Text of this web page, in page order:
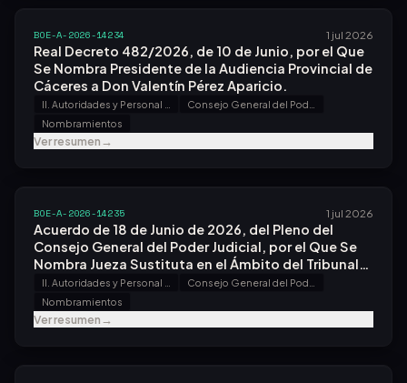
BOE-A-2026-14234 1 jul 2026
Real Decreto 482/2026, de 10 de Junio, por el Que
Se Nombra Presidente de la Audiencia Provincial de
Cáceres a Don Valentín Pérez Aparicio.
Nombramientos
Ver resumen→
BOE-A-2026-14235 1 jul 2026
Acuerdo de 18 de Junio de 2026, del Pleno del
Consejo General del Poder Judicial, por el Que Se
Nombra Jueza Sustituta en el Ámbito del Tribunal
Superior de Justicia de Galicia para el Año Judicial
2025/2026.
Nombramientos
Ver resumen→